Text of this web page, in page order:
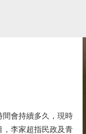
會持續多久，現時
李家超指民政及青